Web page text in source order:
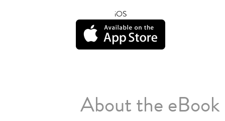
iOS
About the eBook